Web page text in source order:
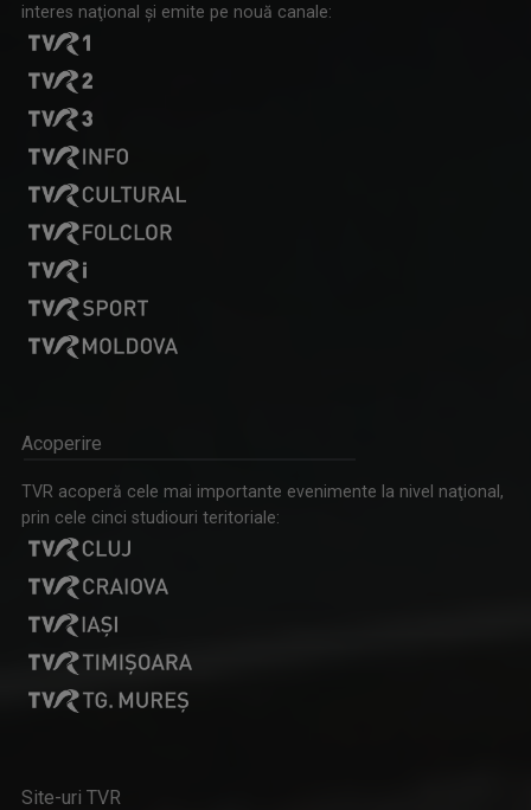
FORUM ECONOMIC
Luni-vineri, ora 16.00
ART PASS
LACRIMA BALINT-BLOJ
RALUCA AFTENE
Realizator de emisiuni şi prezentator la TVR ...
interes naţional şi emite pe nouă canale:
Acoperire
TVR acoperă cele mai importante evenimente la nivel naţional,
prin cele cinci studiouri teritoriale:
Site-uri TVR